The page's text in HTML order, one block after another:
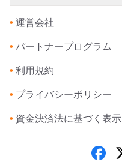
• 運営会社
• パートナープログラム
• 利用規約
• プライバシーポリシー
• 資金決済法に基づく表示